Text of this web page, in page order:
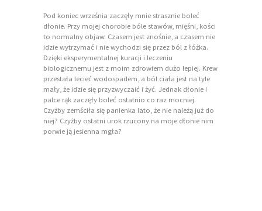
Pod koniec września zaczęły mnie strasznie boleć
dłonie. Przy mojej chorobie bóle stawów, mięśni, kości
to normalny objaw. Czasem jest znośnie, a czasem nie
idzie wytrzymać i nie wychodzi się przez ból z łóżka.
Dzięki eksperymentalnej kuracji i leczeniu
biologicznemu jest z moim zdrowiem dużo lepiej. Krew
przestała lecieć wodospadem, a ból ciała jest na tyle
mały, że idzie się przyzwyczaić i żyć. Jednak dłonie i
palce rąk zaczęły boleć ostatnio co raz mocniej.
Czyżby zemściła się panienka lato, że nie należą już do
niej? Czyżby ostatni urok rzucony na moje dłonie nim
porwie ją jesienna mgła?